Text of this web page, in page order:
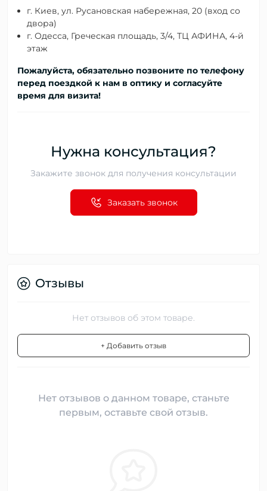
г. Киев, ул. Русановская набережная, 20 (вход со
двора)
г. Одесса, Греческая площадь, 3/4, ТЦ АФИНА, 4-й
этаж
Пожалуйста, обязательно позвоните по телефону
перед поездкой к нам в оптику и согласуйте
время для визита!
Нужна консультация?
Закажите звонок для получения консультации
Заказать звонок
Отзывы
Нет отзывов об этом товаре.
+ Добавить отзыв
Нет отзывов о данном товаре, станьте
первым, оставьте свой отзыв.